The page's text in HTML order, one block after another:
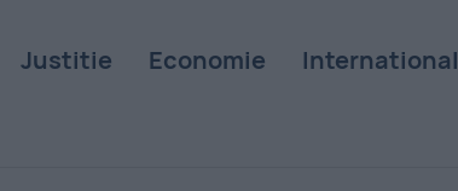
Justitie Economie International